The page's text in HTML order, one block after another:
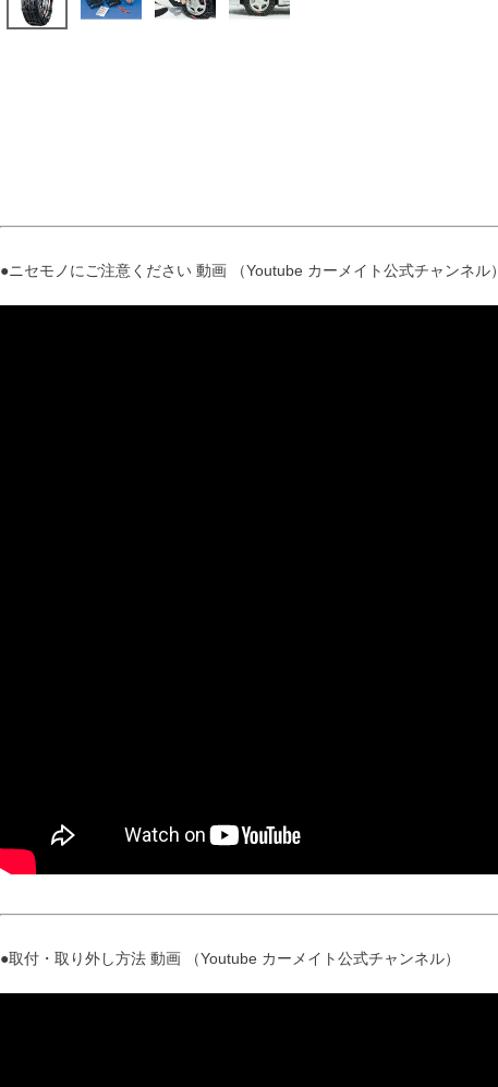
●ニセモノにご注意ください 動画 （Youtube カーメイト公式チャンネル）
●取付・取り外し方法 動画 （Youtube カーメイト公式チャンネル）